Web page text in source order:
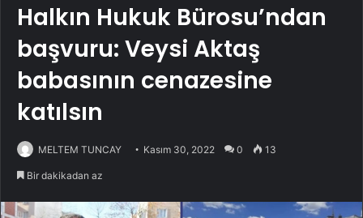
Halkın Hukuk Bürosu’ndan
başvuru: Veysi Aktaş
babasının cenazesine
katılsın
MELTEM TUNCAY Kasım 30, 2022 0 13
Bir dakikadan az